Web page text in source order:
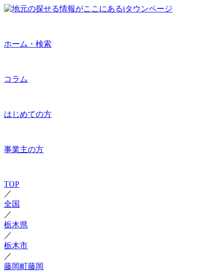
ホーム・検索
コラム
はじめての方
事業主の方
TOP
／
全国
／
栃木県
／
栃木市
／
藤岡町藤岡